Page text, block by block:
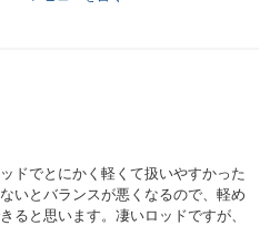
ドでとにかく軽くて扱いやすかった
いとバランスが悪くなるので、軽め
ると思います。凄いロッドですが、